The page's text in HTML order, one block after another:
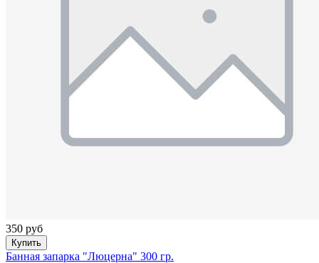
350 руб
Купить
Банная запарка "Люцерна" 300 гр.